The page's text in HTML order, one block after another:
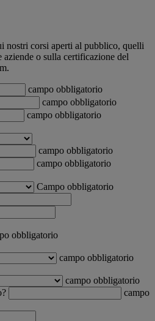
nostri corsi aperti al pubblico, quelli
aziende o sulla certificazione del
campo obbligatorio
campo obbligatorio
campo obbligatorio
campo obbligatorio
campo obbligatorio
Campo obbligatorio
obbligatorio
campo obbligatorio
campo obbligatorio
campo